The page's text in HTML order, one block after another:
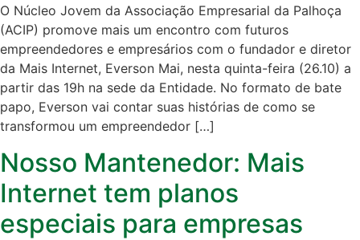
O Núcleo Jovem da Associação Empresarial da Palhoça
(ACIP) promove mais um encontro com futuros
empreendedores e empresários com o fundador e diretor
da Mais Internet, Everson Mai, nesta quinta-feira (26.10) a
partir das 19h na sede da Entidade. No formato de bate
papo, Everson vai contar suas histórias de como se
transformou um empreendedor […]
Nosso Mantenedor: Mais
Internet tem planos
especiais para empresas